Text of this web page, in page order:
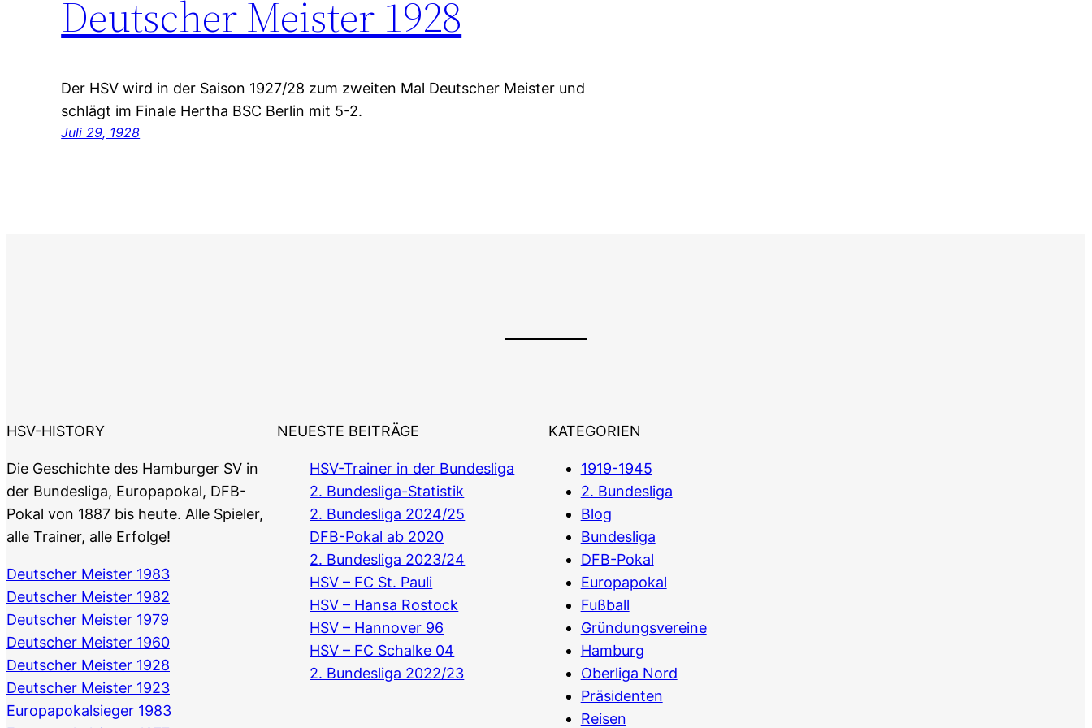
Deutscher Meister 1928
Der HSV wird in der Saison 1927/28 zum zweiten Mal Deutscher Meister und
schlägt im Finale Hertha BSC Berlin mit 5-2.
Juli 29, 1928
HSV-HISTORY
Die Geschichte des Hamburger SV in
der Bundesliga, Europapokal, DFB-
Pokal von 1887 bis heute. Alle Spieler,
alle Trainer, alle Erfolge!
Deutscher Meister 1983
Deutscher Meister 1982
Deutscher Meister 1979
Deutscher Meister 1960
Deutscher Meister 1928
Deutscher Meister 1923
Europapokalsieger 1983
NEUESTE BEITRÄGE
HSV-Trainer in der Bundesliga
2. Bundesliga-Statistik
2. Bundesliga 2024/25
DFB-Pokal ab 2020
2. Bundesliga 2023/24
HSV – FC St. Pauli
HSV – Hansa Rostock
HSV – Hannover 96
HSV – FC Schalke 04
2. Bundesliga 2022/23
KATEGORIEN
1919-1945
2. Bundesliga
Blog
Bundesliga
DFB-Pokal
Europapokal
Fußball
Gründungsvereine
Hamburg
Oberliga Nord
Präsidenten
Reisen